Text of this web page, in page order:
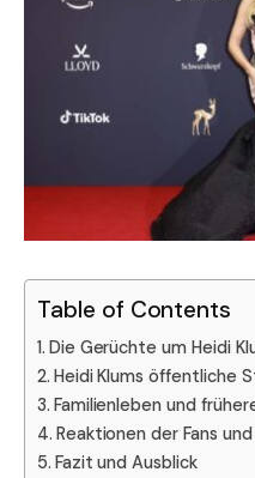
Table of Contents
Die Gerüchte um Heidi
Heidi Klums öffentliche
Familienleben und
Reaktionen der Fans
Fazit und Ausblick